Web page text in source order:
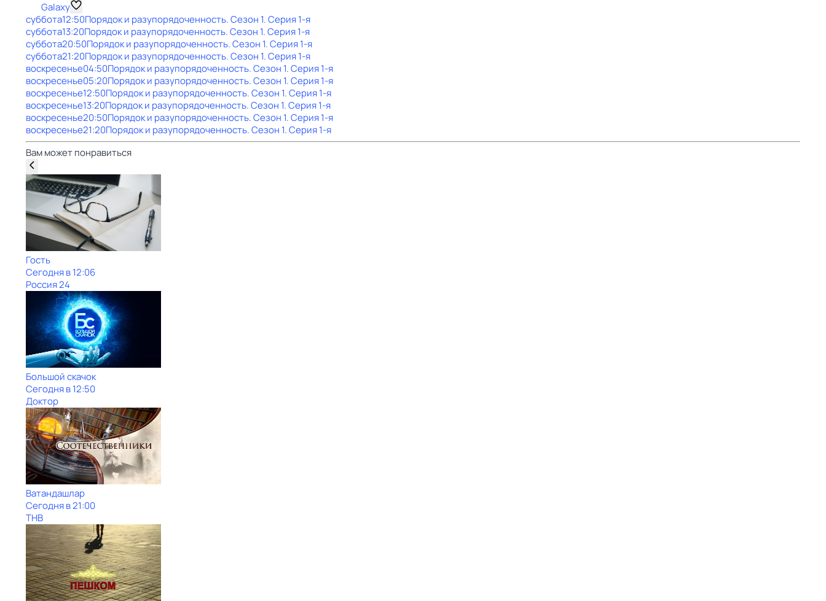
Galaxy
суббота12:50Порядок и разупорядоченность. Сезон 1. Серия 1-я
суббота13:20Порядок и разупорядоченность. Сезон 1. Серия 1-я
суббота20:50Порядок и разупорядоченность. Сезон 1. Серия 1-я
суббота21:20Порядок и разупорядоченность. Сезон 1. Серия 1-я
воскресенье04:50Порядок и разупорядоченность. Сезон 1. Серия 1-я
воскресенье05:20Порядок и разупорядоченность. Сезон 1. Серия 1-я
воскресенье12:50Порядок и разупорядоченность. Сезон 1. Серия 1-я
воскресенье13:20Порядок и разупорядоченность. Сезон 1. Серия 1-я
воскресенье20:50Порядок и разупорядоченность. Сезон 1. Серия 1-я
воскресенье21:20Порядок и разупорядоченность. Сезон 1. Серия 1-я
Вам может понравиться
Гость
Сегодня в 12:06
Россия 24
Большой скачок
Сегодня в 12:50
Доктор
Ватандашлар
Сегодня в 21:00
ТНВ